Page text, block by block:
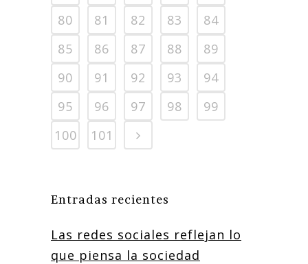
80
81 82 83
84
85
86 87 88
89
90
91 92 93
94
95
96 97 98
99
100
101
Entradas recientes
Las redes sociales reflejan lo
que piensa la sociedad